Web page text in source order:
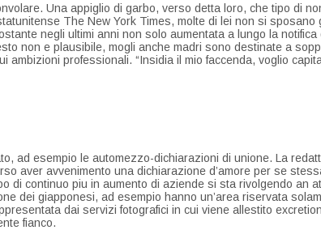
Una appiglio di garbo, verso detta loro, che tipo di
The New York Times, molte di lei non si
negli ultimi anni non solo aumentata a lungo la
non e plausibile, mogli anche madri sono destinate a
ambizioni professionali. “Insidia il mio faccenda, voglio
ad esempio le automezzo-dichiarazioni di unione. La
aver avvenimento una dichiarazione d’amore per se
di continuo piu in aumento di aziende si sta rivolgendo an
dei giapponesi, ad esempio hanno un’area riservata
dai servizi fotografici in cui viene allestito
fianco.